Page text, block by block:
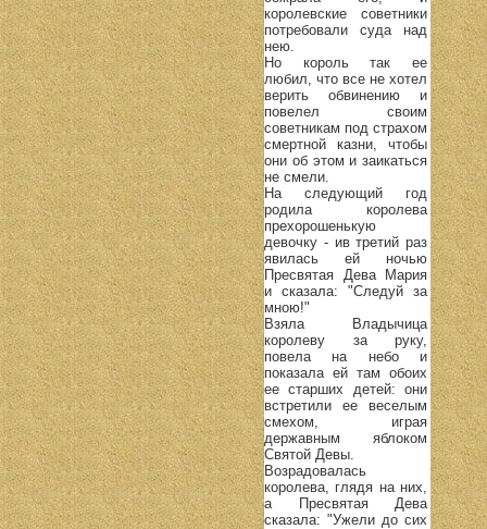
королевские советники
потребовали суда над
нею.
Но король так ее
любил, что все не хотел
верить обвинению и
повелел своим
советникам под страхом
смертной казни, чтобы
они об этом и заикаться
не смели.
На следующий год
родила королева
прехорошенькую
девочку - ив третий раз
явилась ей ночью
Пресвятая Дева Мария
и сказала: "Следуй за
мною!"
Взяла Владычица
королеву за руку,
повела на небо и
показала ей там обоих
ее старших детей: они
встретили ее веселым
смехом, играя
державным яблоком
Святой Девы.
Возрадовалась
королева, глядя на них,
а Пресвятая Дева
сказала: "Ужели до сих